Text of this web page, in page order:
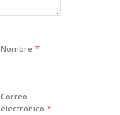
Nombre *
Correo
electrónico *